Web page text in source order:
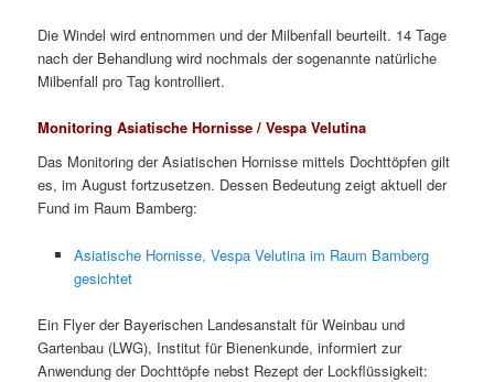
Die Windel wird entnommen und der Milbenfall beurteilt. 14 Tage
nach der Behandlung wird nochmals der sogenannte natürliche
Milbenfall pro Tag kontrolliert.
Monitoring Asiatische Hornisse / Vespa Velutina
Das Monitoring der Asiatischen Hornisse mittels Dochttöpfen gilt
es, im August fortzusetzen. Dessen Bedeutung zeigt aktuell der
Fund im Raum Bamberg:
Asiatische Hornisse, Vespa Velutina im Raum Bamberg
gesichtet
Ein Flyer der Bayerischen Landesanstalt für Weinbau und
Gartenbau (LWG), Institut für Bienenkunde, informiert zur
Anwendung der Dochttöpfe nebst Rezept der Lockflüssigkeit: